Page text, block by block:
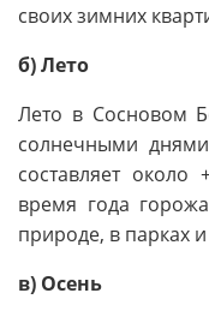
своих зимних
б) Лето
Лето в Сосновом
солнечными
составляет около
время года
природе, в парках
в) Осень